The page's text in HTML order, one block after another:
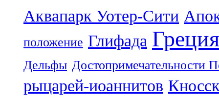
Аквапарк Уотер-Сити
положение Глифада Греция
Дельфы Достопримечательности
рыцарей-иоаннитов